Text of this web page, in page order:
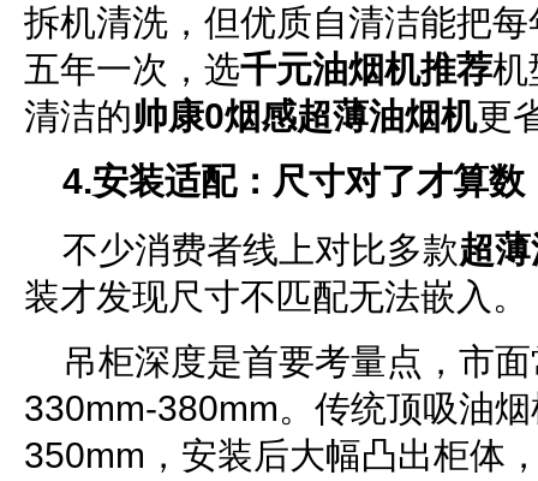
拆机清洗，但优质自清洁能把
五年一次，选千元油烟机推荐机
清洁的帅康0烟感超薄油烟机更
4.安装适配：尺寸对了才算数
不少消费者线上对比多款超
装才发现尺寸不匹配无法嵌入。
吊柜深度是首要考量点，市
330mm-380mm。传统顶吸油
350mm，安装后大幅凸出柜体